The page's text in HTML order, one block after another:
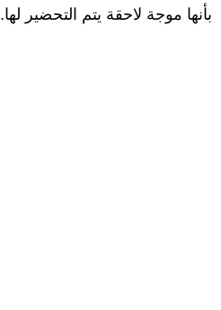
بأنها موجة لاحقة يتم التحضير لها.